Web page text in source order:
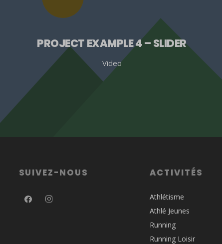
PROJECT EXAMPLE 4 – SLIDER
Video
SUIVEZ-NOUS ACTIVITÉS
Athlétisme
Athlé Jeunes
Running
Running Loisir